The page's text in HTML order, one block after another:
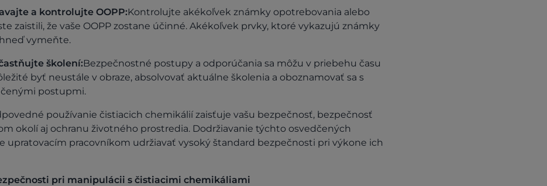
a kontrolujte OOPP:Kontrolujte akékoľvek známky opotrebovania alebo
zaistili, že vaše OOPP zostane účinné. Akékoľvek prvky, ktoré vykazujú známky
vymeňte.
školení:Bezpečnostné postupy a odporúčania sa môžu v priebehu času
byť neustále v obraze, absolvovať aktuálne školenia a oboznamovať sa s
postupmi.
používanie čistiacich chemikálií zaisťuje vašu bezpečnosť, bezpečnosť
okolí aj ochranu životného prostredia. Dodržiavanie týchto osvedčených
upratovacím pracovníkom udržiavať vysoký štandard bezpečnosti pri výkone ich
pri manipulácii s čistiacimi chemikáliami